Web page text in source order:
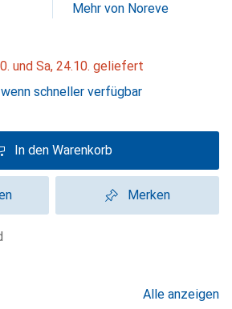
Mehr von Noreve
und Sa, 24.10. geliefert
schneller verfügbar
In den Warenkorb
Merken
Alle anzeigen